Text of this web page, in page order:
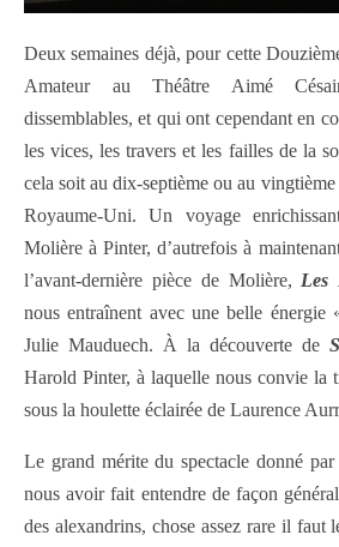
Deux semaines déjà, pour cette
Amateur au Théâtre Aimé
dissemblables, et qui ont cependant en
les vices, les travers et les failles de la
cela soit au dix-septième ou au
Royaume-Uni. Un voyage
Molière à Pinter, d’autrefois à
l’avant-dernière pièce de Molière,Les
nous entraînent avec une belle énergie
Julie Mauduech. À la découverte de
Harold Pinter, à laquelle nous convie la
sous la houlette éclairée de Laurence
Le grand mérite du spectacle donné
nous avoir fait entendre de façon
des alexandrins, chose assez rare il faut